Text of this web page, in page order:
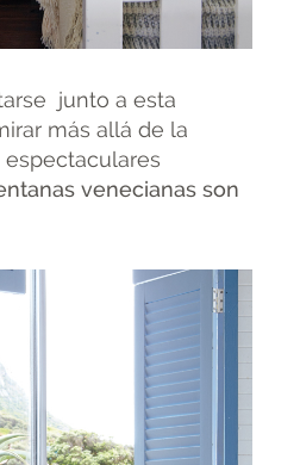
junto a esta
más allá de la
venecianas son